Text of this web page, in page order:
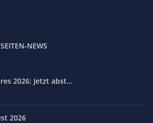
NEWS
2026: Jetzt abst...
2026